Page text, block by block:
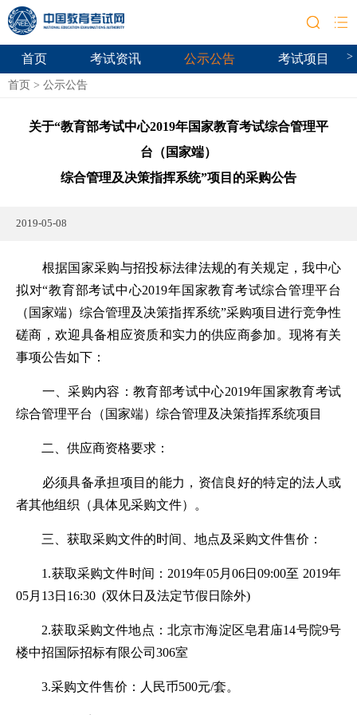
首页 考试资讯 公示公告 考试项目 >
首页 > 公示公告
关于“教育部考试中心2019年国家教育考试综合管理平
台（国家端）
综合管理及决策指挥系统”项目的采购公告
2019-05-08
根据国家采购与招投标法律法规的有关规定，我中心
拟对“教育部考试中心2019年国家教育考试综合管理平台
（国家端）综合管理及决策指挥系统”采购项目进行竞争性
磋商，欢迎具备相应资质和实力的供应商参加。现将有关
事项公告如下：
一、采购内容：教育部考试中心2019年国家教育考试
综合管理平台（国家端）综合管理及决策指挥系统项目
二、供应商资格要求：
必须具备承担项目的能力，资信良好的特定的法人或
者其他组织（具体见采购文件）。
三、获取采购文件的时间、地点及采购文件售价：
1.获取采购文件时间：2019年05月06日09:00至 2019年
05月13日16:30 (双休日及法定节假日除外)
2.获取采购文件地点：北京市海淀区皂君庙14号院9号
楼中招国际招标有限公司306室
3.采购文件售价：人民币500元/套。